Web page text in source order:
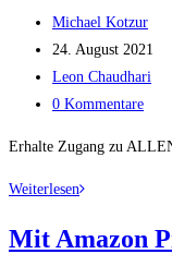
Beitrags-
Autor:
Michael Kotzur
Beitrag
veröffentlicht:
24. August 2021
Beitrags-
Kategorie:
Leon Chaudhari
Beitrags-
0 Kommentare
Erhalte Zugang zu
WeiterlesenErhalte
zu
Mit Amazon